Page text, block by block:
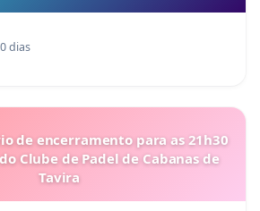
dias
de encerramento para as 21h30
Clube de Padel de Cabanas de
Tavira